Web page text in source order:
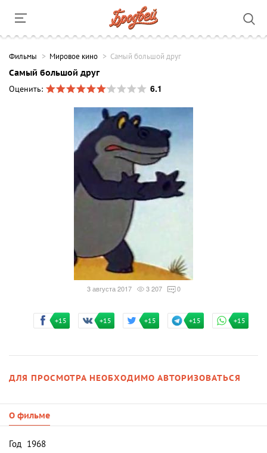
Фильмы Мировое кино Самый большой друг
Самый большой друг
Оценить:
6.1
3 августа 2017 3 207 0
+15 +15 +15 +15 +15
ДЛЯ ПРОСМОТРА НЕОБХОДИМО АВТОРИЗОВАТЬСЯ
О фильме
Год 1968